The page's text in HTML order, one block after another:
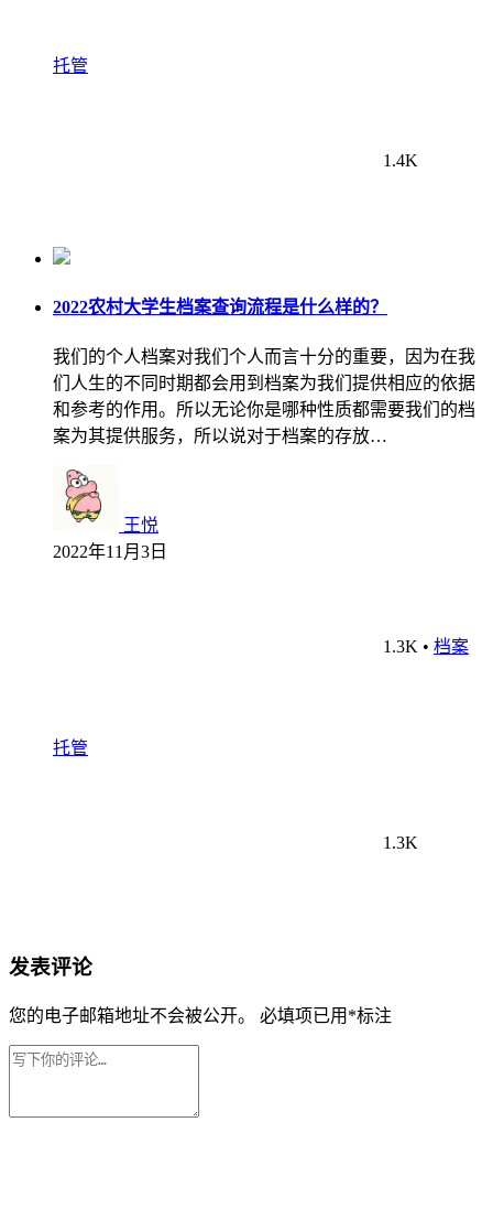
托管
1.4K
2022农村大学生档案查询流程是什么样的？
我们的个人档案对我们个人而言十分的重要，因为在我
们人生的不同时期都会用到档案为我们提供相应的依据
和参考的作用。所以无论你是哪种性质都需要我们的档
案为其提供服务，所以说对于档案的存放…
王悦
2022年11月3日
1.3K • 档案
托管
1.3K
发表评论
您的电子邮箱地址不会被公开。 必填项已用 *标注